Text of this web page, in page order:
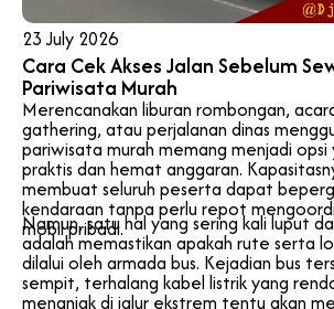
23 July 2026
Cara Cek Akses Jalan Sebelum
Pariwisata Murah
Merencanakan liburan rombongan,
gathering, atau perjalanan dinas
pariwisata murah memang menjadi opsi
praktis dan hemat anggaran.
membuat seluruh peserta dapat
kendaraan tanpa perlu repot
mobil pribadi.
Namun, satu hal yang sering kali luput
adalah memastikan apakah rute serta
dilalui oleh armada bus. Kejadian bus
sempit, terhalang kabel listrik yang
menanjak di jalur ekstrem tentu akan